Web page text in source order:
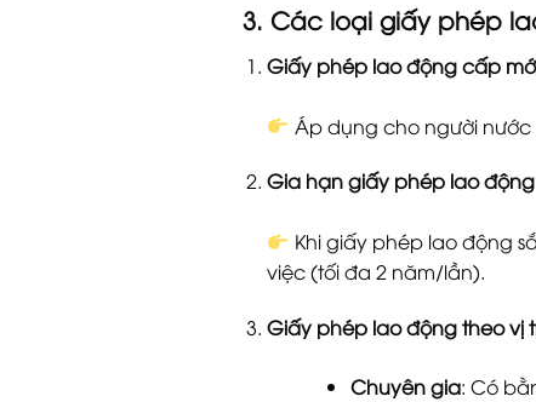
3. Các loại giấy phép
Giấy phép lao động cấp
Áp dụng cho người
Gia hạn giấy phép lao động
Khi giấy phép lao động
việc (tối đa 2 năm/lần).
Giấy phép lao động theo vị
Chuyên gia: Có